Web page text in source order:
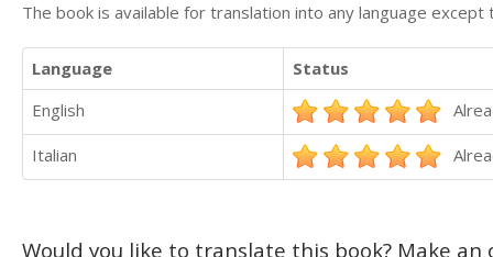
The book is available for translation into any language
Language
Status
English
Italian
Would you like to translate this book? Make